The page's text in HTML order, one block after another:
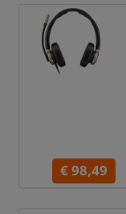
€ 98,49